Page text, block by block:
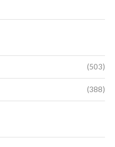
(503)
(388)